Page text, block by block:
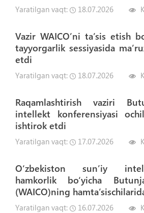
Yaratilgan vaqt: 18.07.2026
Vazir WAICO’ni ta’sis etish
tayyorgarlik sessiyasida
etdi
Yaratilgan vaqt: 18.07.2026
Raqamlashtirish vaziri
intellekt konferensiyasi
ishtirok etdi
Yaratilgan vaqt: 17.07.2026
O‘zbekiston sun’iy
hamkorlik bo‘yicha
(WAICO)ning
Yaratilgan vaqt: 16.07.2026